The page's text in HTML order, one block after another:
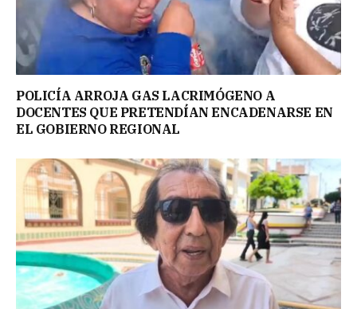
POLICÍA ARROJA GAS LACRIMÓGENO A
DOCENTES QUE PRETENDÍAN ENCADENARSE EN
EL GOBIERNO REGIONAL